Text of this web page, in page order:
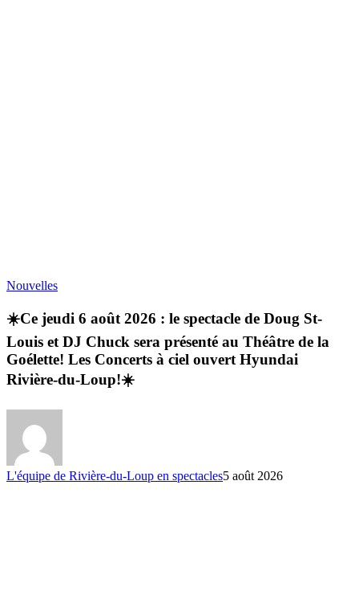
Nouvelles
☀️Ce jeudi 6 août 2026 : le spectacle de Doug St-
Louis et DJ Chuck sera présenté au Théâtre de la
Goélette! Les Concerts à ciel ouvert Hyundai
Rivière-du-Loup!☀️
L'équipe de Rivière-du-Loup en spectacles5 août 2026